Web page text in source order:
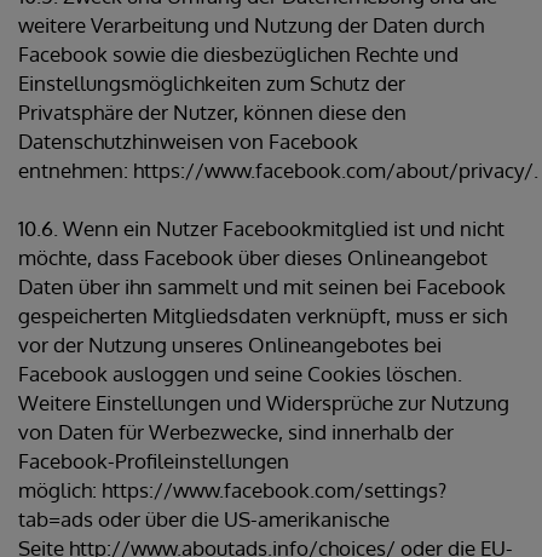
weitere Verarbeitung und Nutzung der Daten durch
Facebook sowie die diesbezüglichen Rechte und
Einstellungsmöglichkeiten zum Schutz der
Privatsphäre der Nutzer, können diese den
Datenschutzhinweisen von Facebook
entnehmen: https://www.facebook.com/about/privacy/.
10.6. Wenn ein Nutzer Facebookmitglied ist und nicht
möchte, dass Facebook über dieses Onlineangebot
Daten über ihn sammelt und mit seinen bei Facebook
gespeicherten Mitgliedsdaten verknüpft, muss er sich
vor der Nutzung unseres Onlineangebotes bei
Facebook ausloggen und seine Cookies löschen.
Weitere Einstellungen und Widersprüche zur Nutzung
von Daten für Werbezwecke, sind innerhalb der
Facebook-Profileinstellungen
möglich: https://www.facebook.com/settings?
tab=ads oder über die US-amerikanische
Seite http://www.aboutads.info/choices/ oder die EU-